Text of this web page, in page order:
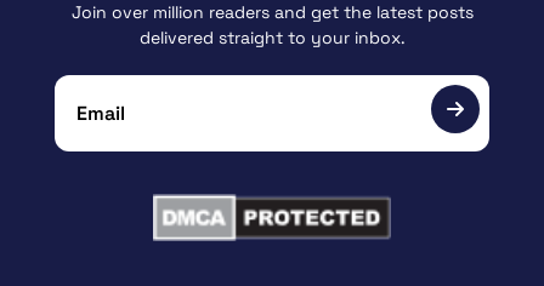
Join over million readers and get the latest posts
delivered straight to your inbox.